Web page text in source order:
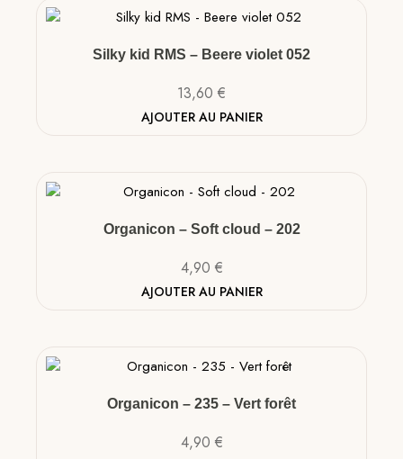
Silky kid RMS – Beere violet 052
13,60 €
AJOUTER AU PANIER
Organicon – Soft cloud – 202
4,90 €
AJOUTER AU PANIER
Organicon – 235 – Vert forêt
4,90 €